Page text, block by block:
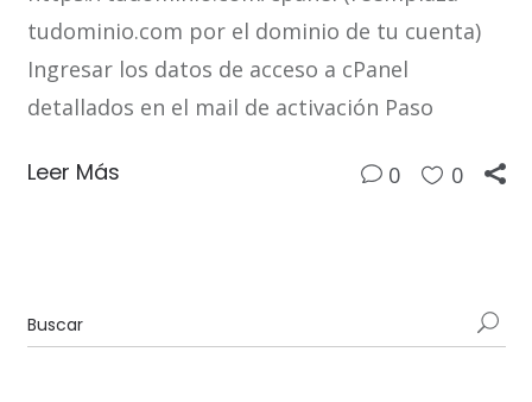
tudominio.com por el dominio de tu cuenta)
Ingresar los datos de acceso a cPanel
detallados en el mail de activación Paso
Leer Más 0 0